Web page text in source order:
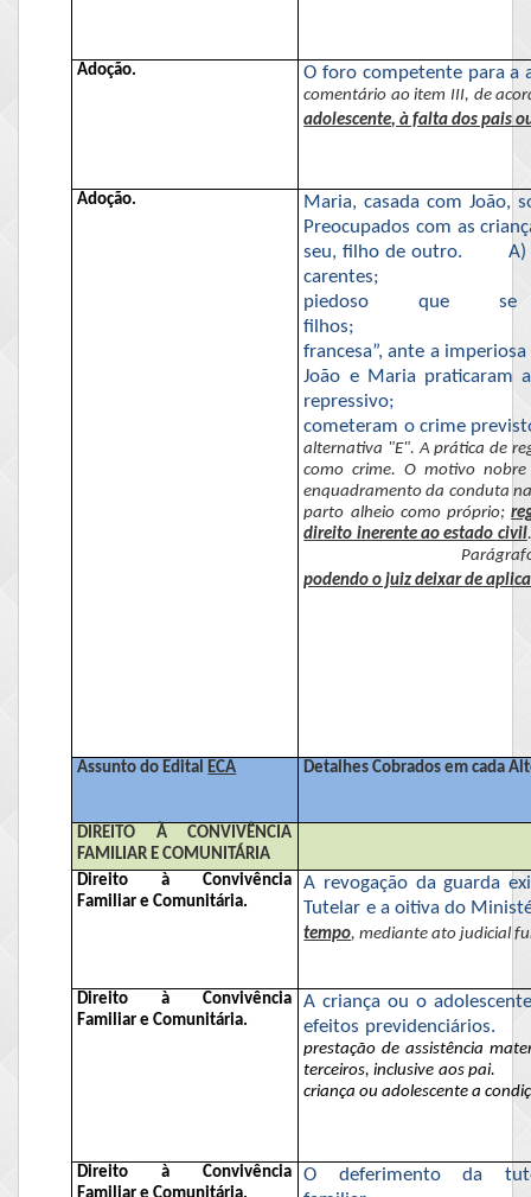
Adoção. O foro competente para a
comentário ao item III, de
adolescente, à falta dos pais
Adoção.
Maria, casada com João,
Preocupados com as
seu, filho de outro.
A)
carentes;
piedoso que
filhos;
francesa”, ante a
João e Maria praticaram
repressivo;
cometeram o crime
alternativa "E". A prática de
como crime. O motivo
enquadramento da conduta
parto alheio como próprio;
direito inerente ao estado civil
podendo o juiz deixar de
Assunto do EditalECA Detalhes Cobrados em cada
DIREITO À CONVIVÊNCIA
FAMILIAR E COMUNITÁRIA
Direito à Convivência
Familiar e Comunitária.
A revogação da guarda
Tutelar e a oitiva do
tempo, mediante ato judicial
Direito à Convivência
Familiar e Comunitária.
A criança ou o
efeitos previdenciários.
prestação de assistência
terceiros, inclusive aos pai.
criança ou adolescente a
Direito à Convivência
O deferimento da